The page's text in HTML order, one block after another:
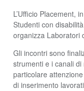
L’Ufficio Placement,
Studenti con
organizza Laboratori
Gli incontri sono
strumenti e i canali
particolare
di inserimento